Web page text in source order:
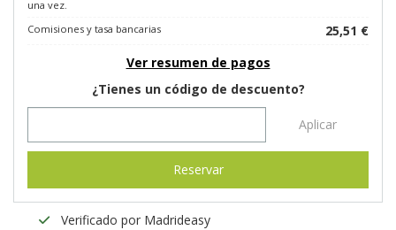
una vez.
Comisiones y tasa bancarias
25,51 €
Ver resumen de pagos
¿Tienes un código de descuento?
Aplicar
Reservar
Verificado por Madrideasy